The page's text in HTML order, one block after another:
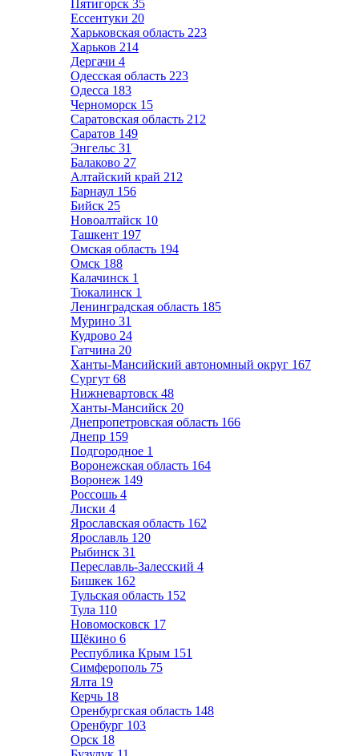
Пятигорск 35
Ессентуки 20
Харьковская область 223
Харьков 214
Дергачи 4
Одесская область 223
Одесса 183
Черноморск 15
Саратовская область 212
Саратов 149
Энгельс 31
Балаково 27
Алтайский край 212
Барнаул 156
Бийск 25
Новоалтайск 10
Ташкент 197
Омская область 194
Омск 188
Калачинск 1
Тюкалинск 1
Ленинградская область 185
Мурино 31
Кудрово 24
Гатчина 20
Ханты-Мансийский автономный округ 167
Сургут 68
Нижневартовск 48
Ханты-Мансийск 20
Днепропетровская область 166
Днепр 159
Подгородное 1
Воронежская область 164
Воронеж 149
Россошь 4
Лиски 4
Ярославская область 162
Ярославль 120
Рыбинск 31
Переславль-Залесский 4
Бишкек 162
Тульская область 152
Тула 110
Новомосковск 17
Щёкино 6
Республика Крым 151
Симферополь 75
Ялта 19
Керчь 18
Оренбургская область 148
Оренбург 103
Орск 18